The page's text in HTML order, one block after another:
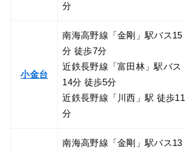
分
小金台
南海高野線「金剛」駅バス15
分 徒歩7分
近鉄長野線「富田林」駅バス
14分 徒歩5分
近鉄長野線「川西」駅 徒歩11
分
南海高野線「金剛」駅バス13